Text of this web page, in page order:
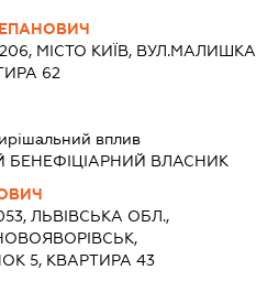
МІСТО КИЇВ, ВУЛ.МАЛИШКА
62
вплив
БЕНЕФІЦІАРНИЙ ВЛАСНИК
ЛЬВІВСЬКА ОБЛ.,
5, КВАРТИРА 43